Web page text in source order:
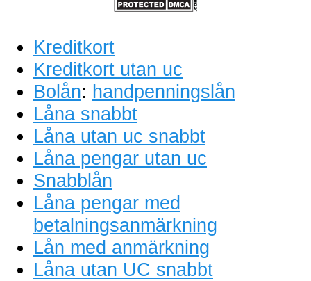
Kreditkort
Kreditkort utan uc
Bolån: handpenningslån
Låna snabbt
Låna utan uc snabbt
Låna pengar utan uc
Snabblån
Låna pengar med
betalningsanmärkning
Lån med anmärkning
Låna utan UC snabbt